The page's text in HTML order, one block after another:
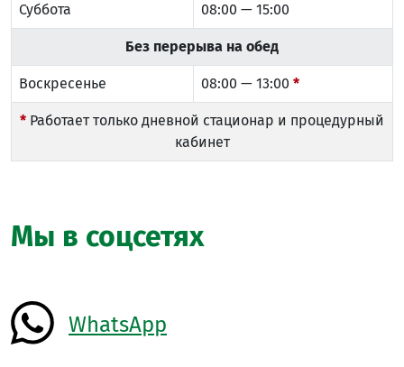
Суббота 08:00 — 15:00
Без перерыва на обед
Воскресенье 08:00 — 13:00 *
* Работает только дневной стационар и процедурный
кабинет
Мы в соцсетях
WhatsApp